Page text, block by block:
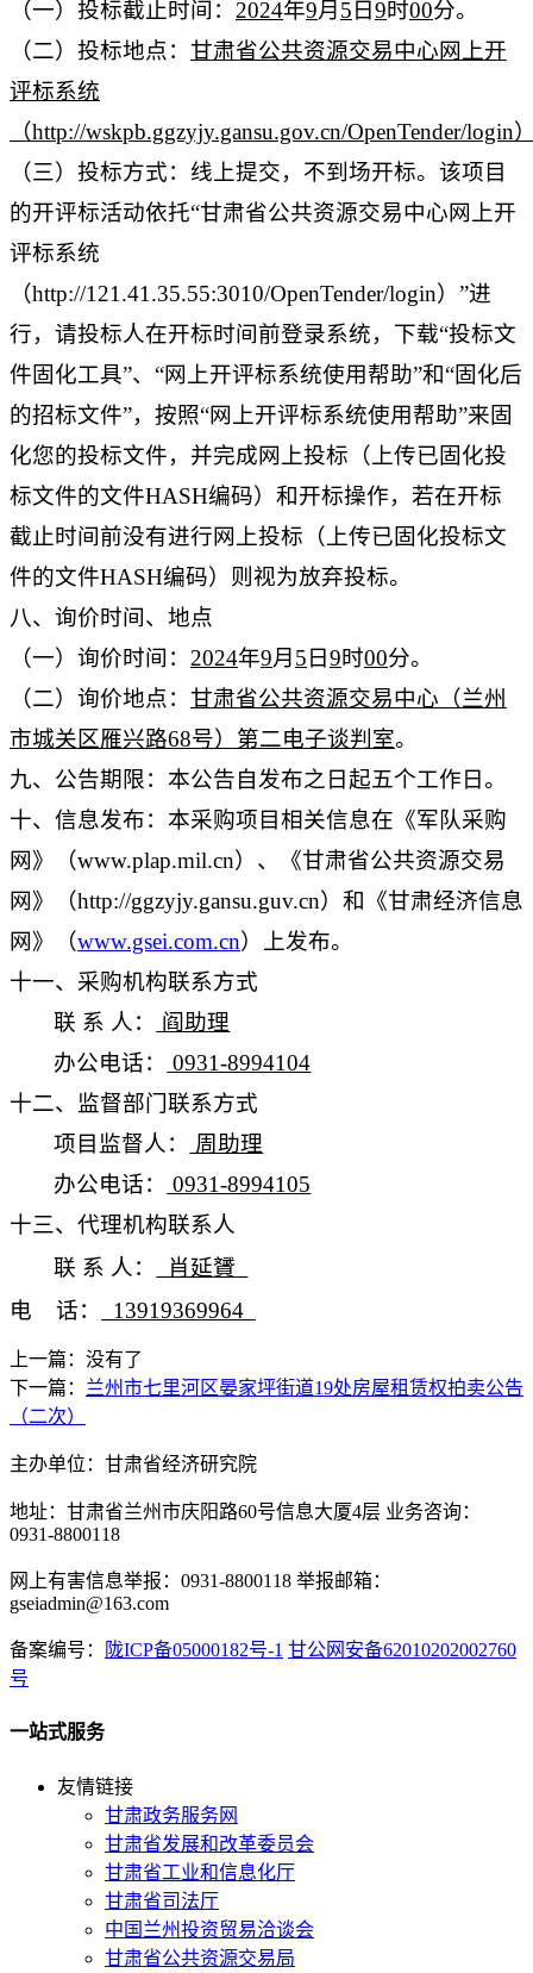
（一）投标截止时间： 2024年9月 5 日 9时00分。
（二）投标地点： 甘肃省公共资源交易中心网上开
评标系统
（http://wskpb.ggzyjy.gansu.gov.cn/OpenTender/login
（三）投标方式：线上提交，不到场开标。 该项目
的开评标活动依托“甘肃省公共资源交易中心网上开
评标系统
（http://121.41.35.55:3010/OpenTender/login）”进
行，请投标人在开标时间前登录系统，下载“投标文
件固化工具”、“网上开评标系统使用帮助”和“固化后
的招标文件”，按照“网上开评标系统使用帮助”来固
化您的投标文件，并完成网上投标（上传已固化投
标文件的文件HASH编码）和开标操作，若在开标
截止时间前没有进行网上投标（上传已固化投标文
件的文件HASH编码）则视为放弃投标。
八、询价时间、地点
（一）询价时间： 2024年9月 5 日 9时00分。
（二）询价地点： 甘肃省公共资源交易中心（兰州
市城关区雁兴路68号）第二电子谈判室。
九、公告期限： 本公告自发布之日起五个工作日。
十、信息发布： 本采购项目相关信息在《军队采购
网》（www.plap.mil.cn）、《甘肃省公共资源交易
网》（http://ggzyjy.gansu.guv.cn）和《甘肃经济信息
网》（www.gsei.com.cn）上发布。
十一、采购机构联系方式
联 系 人：
阎助理
办公电话：
0931-8994104
十二、监督部门联系方式
项目监督人：
周助理
办公电话：
0931-8994105
十三、代理机构联系人
联 系 人：
肖延贇
电 话：
13919369964
上一篇：没有了
下一篇： 兰州市七里河区晏家坪街道19处房屋租赁权拍卖公告
（二次）
主办单位：甘肃省经济研究院
地址：甘肃省兰州市庆阳路60号信息大厦4层 业务咨询：
0931-8800118
网上有害信息举报：0931-8800118 举报邮箱：
gseiadmin@163.com
备案编号： 陇ICP备05000182号-1 甘公网安备62010202002760
号
一站式服务
友情链接
甘肃政务服务网
甘肃省发展和改革委员会
甘肃省工业和信息化厅
甘肃省司法厅
中国兰州投资贸易洽谈会
甘肃省公共资源交易局